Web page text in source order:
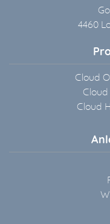
4460
Cloud
Cloud